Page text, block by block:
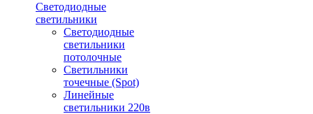
Светодиодные
светильники
Светодиодные
светильники
потолочные
Светильники
точечные (Spot)
Линейные
светильники 220в